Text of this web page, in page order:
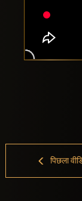
पिछला